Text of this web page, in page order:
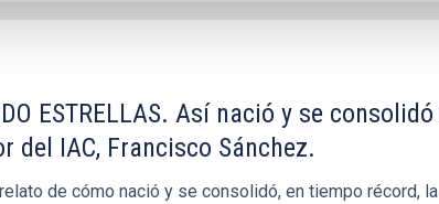
ESTRELLAS. Así nació y se
del IAC, Francisco Sánchez.
de cómo nació y se consolidó, en tiempo récord,